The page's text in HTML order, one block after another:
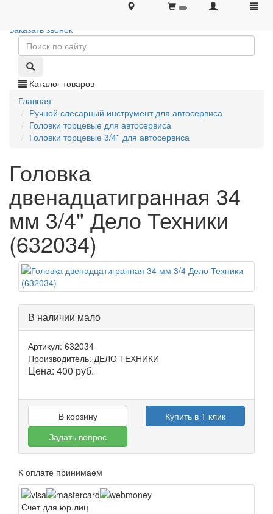
+7 (495) 646-08-66
Заказать звонок
Каталог товаров
Главная
Ручной слесарный инструмент для автосервиса
Головки торцевые для автосервиса
Головки торцевые 3/4'' для автосервиса
Головка
двенадцатигранная 34
мм 3/4" Дело Техники
(632034)
В наличии мало
Артикул: 632034
Производитель: ДЕЛО ТЕХНИКИ
Цена: 400 руб.
В корзину
Купить в 1 клик
Задать вопрос
К оплате принимаем
Счет для юр.лиц